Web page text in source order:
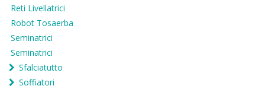
Reti Livellatrici
Robot Tosaerba
Seminatrici
Seminatrici
Sfalciatutto
Soffiatori